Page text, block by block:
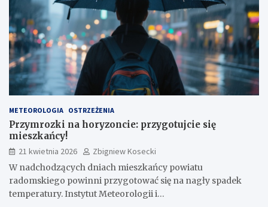
METEOROLOGIA OSTRZEŻENIA
Przymrozki na horyzoncie: przygotujcie się
mieszkańcy!
21 kwietnia 2026
Zbigniew Kosecki
W nadchodzących dniach mieszkańcy powiatu
radomskiego powinni przygotować się na nagły spadek
temperatury. Instytut Meteorologii i…